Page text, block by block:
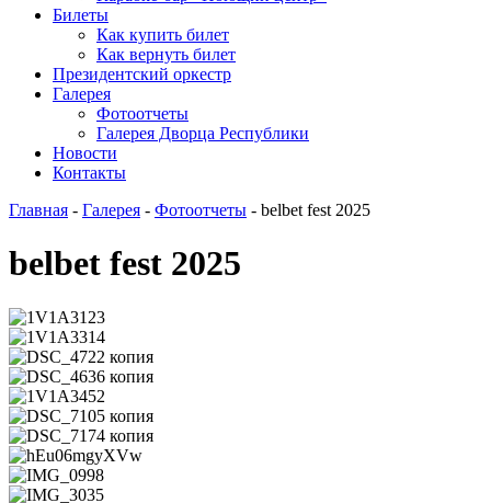
Билеты
Как купить билет
Как вернуть билет
Президентский оркестр
Галерея
Фотоотчеты
Галерея Дворца Республики
Новости
Контакты
Главная - Галерея - Фотоотчеты - belbet fest 2025
belbet fest 2025